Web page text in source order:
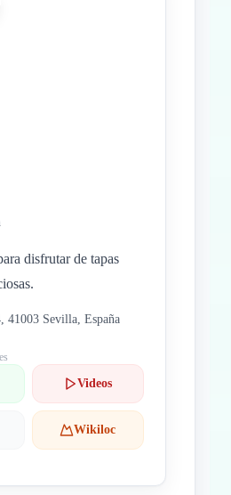
disfrutar de tapas
41003 Sevilla, España
Videos
Wikiloc